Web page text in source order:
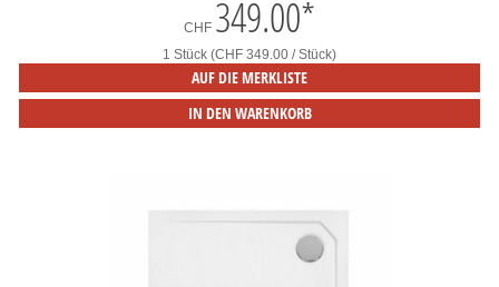
CHF 349.00*
1 Stück (CHF 349.00 / Stück)
AUF DIE MERKLISTE
IN DEN WARENKORB